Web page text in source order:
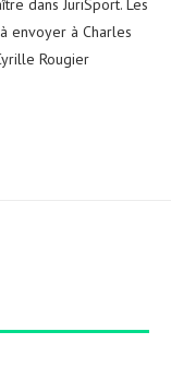
envoyer à Charles
Rougier